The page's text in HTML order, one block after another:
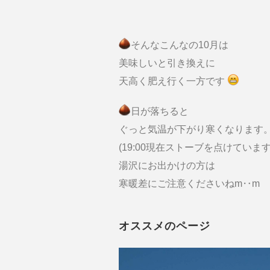
そんなこんなの10月は
美味しいと引き換えに
天高く肥え行く一方です
日が落ちると
ぐっと気温が下がり寒くなります
(19:00現在ストーブを点けていま
湯沢にお出かけの方は
寒暖差にご注意くださいねm‥m
オススメのページ